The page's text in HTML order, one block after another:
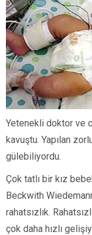
Yetenekli doktor ve
kavuştu. Yapılan
gülebiliyordu.
Çok tatlı bir kız
Beckwith
rahatsızlık.
çok daha hızlı